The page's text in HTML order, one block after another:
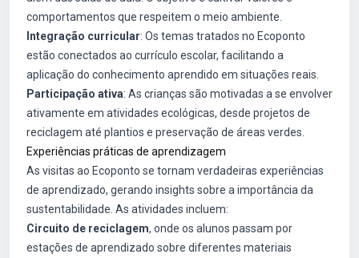
comportamentos que respeitem o meio ambiente.
Integração curricular: Os temas tratados no Ecoponto
estão conectados ao currículo escolar, facilitando a
aplicação do conhecimento aprendido em situações reais.
Participação ativa: As crianças são motivadas a se envolver
ativamente em atividades ecológicas, desde projetos de
reciclagem até plantios e preservação de áreas verdes.
Experiências práticas de aprendizagem
As visitas ao Ecoponto se tornam verdadeiras experiências
de aprendizado, gerando insights sobre a importância da
sustentabilidade. As atividades incluem:
Circuito de reciclagem, onde os alunos passam por
estações de aprendizado sobre diferentes materiais